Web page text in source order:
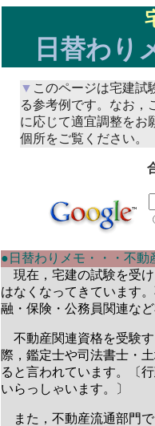
日替わり
▼ このページは宅建試
る参考例です。なお，
に応じて適宜調整をお
個所をご覧ください。
●日替わりメモ・・・不動
現在，宅建の試験を受
はなくなってきています
融・保険・公務員関連な
不動産関連資格を受験
際，鑑定士や司法書士・
ると言われています。〔
いらっしゃいます。〕
また，不動産流通部門